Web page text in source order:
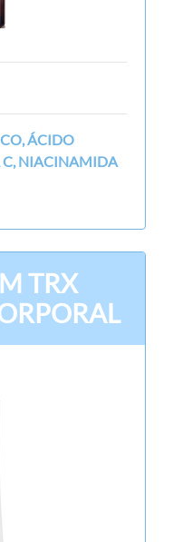
ÁCIDO
NIACINAMIDA
TRX